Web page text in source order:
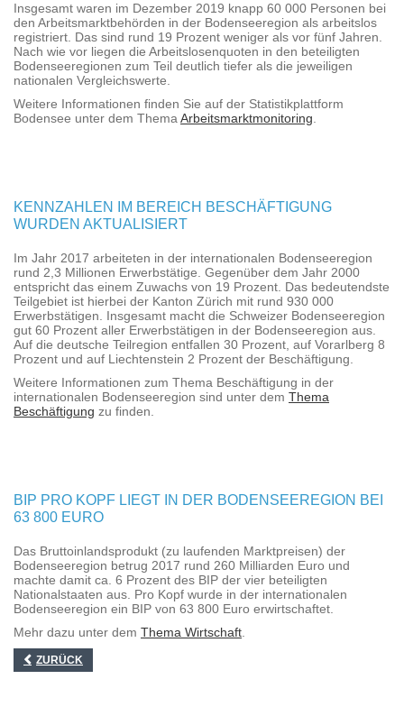
Insgesamt waren im Dezember 2019 knapp 60 000 Personen bei
den Arbeitsmarktbehörden in der Bodenseeregion als arbeitslos
registriert. Das sind rund 19 Prozent weniger als vor fünf Jahren.
Nach wie vor liegen die Arbeitslosenquoten in den beteiligten
Bodenseeregionen zum Teil deutlich tiefer als die jeweiligen
nationalen Vergleichswerte.
Weitere Informationen finden Sie auf der Statistikplattform
Bodensee unter dem Thema Arbeitsmarktmonitoring
KENNZAHLEN IM BEREICH BESCHÄFTIGUNG
WURDEN AKTUALISIERT
Im Jahr 2017 arbeiteten in der internationalen Bodenseeregion
rund 2,3 Millionen Erwerbstätige. Gegenüber dem Jahr 2000
entspricht das einem Zuwachs von 19 Prozent. Das bedeutendste
Teilgebiet ist hierbei der Kanton Zürich mit rund 930 000
Erwerbstätigen. Insgesamt macht die Schweizer Bodenseeregion
gut 60 Prozent aller Erwerbstätigen in der Bodenseeregion aus.
Auf die deutsche Teilregion entfallen 30 Prozent, auf Vorarlberg 8
Prozent und auf Liechtenstein 2 Prozent der Beschäftigung.
Weitere Informationen zum Thema Beschäftigung in der
internationalen Bodenseeregion sind unter dem Thema
Beschäftigung zu finden.
BIP PRO KOPF LIEGT IN DER BODENSEEREGION BEI
63 800 EURO
Das Bruttoinlandsprodukt (zu laufenden Marktpreisen) der
Bodenseeregion betrug 2017 rund 260 Milliarden Euro und
machte damit ca. 6 Prozent des BIP der vier beteiligten
Nationalstaaten aus. Pro Kopf wurde in der internationalen
Bodenseeregion ein BIP von 63 800 Euro erwirtschaftet.
Mehr dazu unter dem Thema Wirtschaft
ZURÜCK